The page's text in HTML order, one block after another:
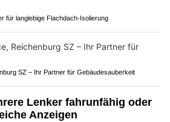
für langlebige Flachdach-Isolierung
SZ – Ihr Partner für Gebäudesauberkeit
Lenker fahrunfähig oder
Anzeigen